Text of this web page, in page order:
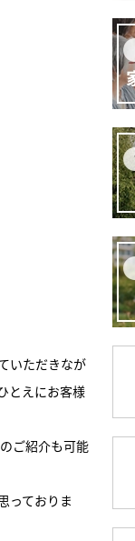
いただきなが
とえにお客様
ご紹介も可能
っておりま